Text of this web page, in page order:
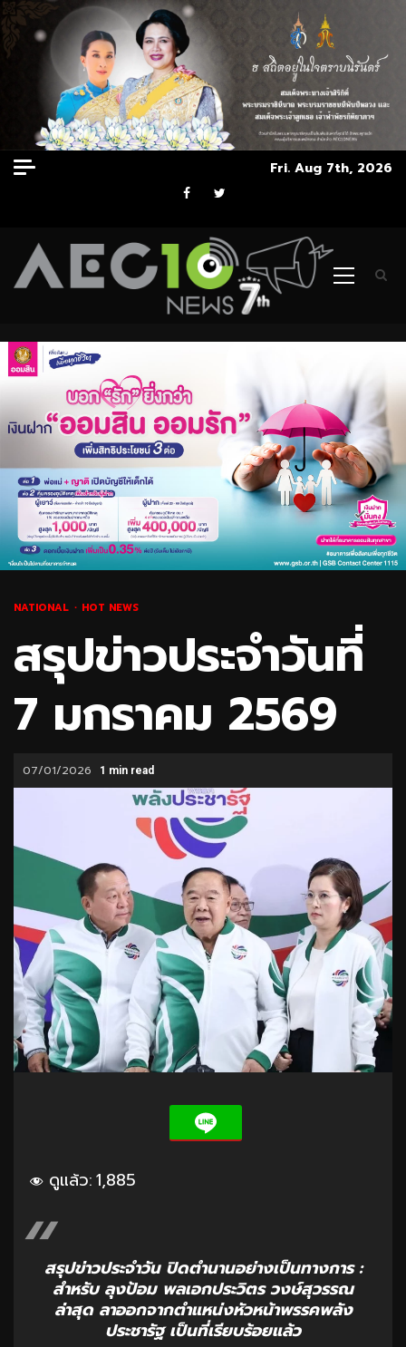
Skip
to
Fri. Aug 7th, 2026
Facebook
Twitter
Primary
NATIONAL HOT NEWS
สรุปข่าวประจำวันที่
7 มกราคม 2569
07/01/2026 1 min read
ดูแล้ว:1,885
สรุปข่าวประจำวัน ปิดตำนานอย่างเป็นทางการ :
สำหรับ ลุงป้อม พลเอกประวิตร วงษ์สุวรรณ
ล่าสุด ลาออกจากตำแหน่งหัวหน้าพรรคพลัง
ประชารัฐ เป็นที่เรียบร้อยแล้ว